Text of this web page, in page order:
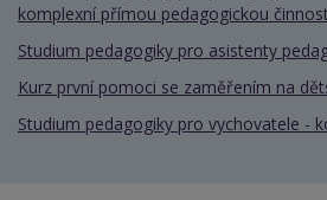
komplexní přímou pedagogickou činnost
Studium pedagogiky pro asistenty
Kurz první pomoci se zaměřením na
Studium pedagogiky pro vychovatele -